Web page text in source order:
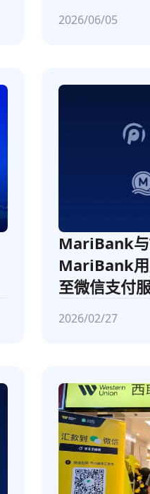
2026/06/05
MariBank
MariBank用
至微信支付
2026/02/27